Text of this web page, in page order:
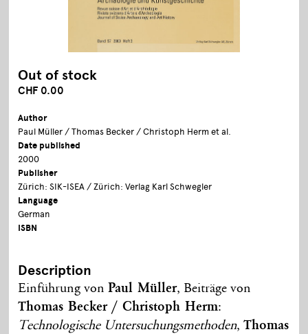
Out of stock
CHF 0.00
Author
Paul Müller / Thomas Becker / Christoph Herm et al.
Date published
2000
Publisher
Zürich: SIK-ISEA / Zürich: Verlag Karl Schwegler
Language
German
ISBN
Description
Einführung vonPaul Müller, Beiträge von
Thomas Becker / Christoph Herm:
Technologische Untersuchungsmethoden,Thomas